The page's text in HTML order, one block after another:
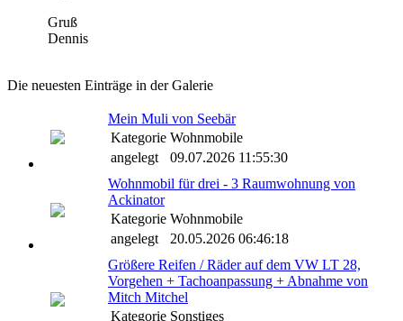
Gruß
Dennis
Die neuesten Einträge in der Galerie
Mein Muli von Seebär
Kategorie Wohnmobile
angelegt
09.07.2026 11:55:30
Wohnmobil für drei - 3 Raumwohnung von
Ackinator
Kategorie Wohnmobile
angelegt
20.05.2026 06:46:18
Größere Reifen / Räder auf dem VW LT 28,
Vorgehen + Tachoanpassung + Abnahme von
Mitch Mitchel
Kategorie Sonstiges